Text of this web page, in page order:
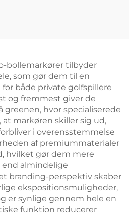
bollemarkører tilbyder
som gør dem til en
både private golfspillere
og fremmest giver de
hvor specialiserede
markøren skiller sig ud,
i overensstemmelse
af premiummaterialer
hvilket gør dem mere
almindelige
branding-perspektiv skaber
ekspositionsmuligheder,
er synlige gennem hele en
funktion reducerer